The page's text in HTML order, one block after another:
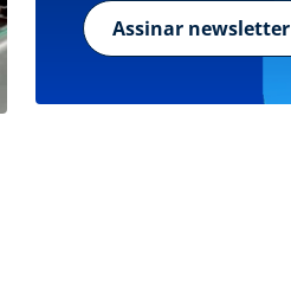
Assinar newsletter